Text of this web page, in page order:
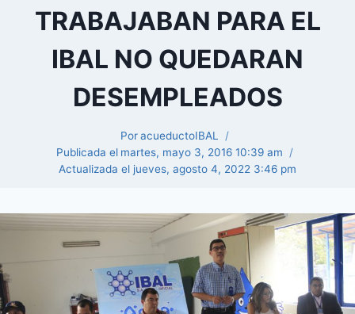
TRABAJABAN PARA EL
IBAL NO QUEDARAN
DESEMPLEADOS
PoracueductoIBAL
Publicada el martes, mayo 3, 2016 10:39 am
Actualizada el jueves, agosto 4, 2022 3:46 pm